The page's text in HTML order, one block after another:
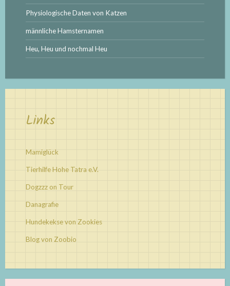
Physiologische Daten von Katzen
männliche Hamsternamen
Heu, Heu und nochmal Heu
Links
Mamiglück
Tierhilfe Hohe Tatra e.V.
Dogzzz on Tour
Danagrafie
Hundekekse von Zookies
Blog von Zoobio